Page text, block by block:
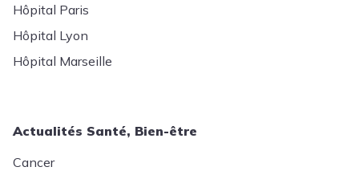
Hôpital Paris
Hôpital Lyon
Hôpital Marseille
Actualités Santé, Bien-être
Cancer